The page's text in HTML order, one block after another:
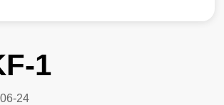
1
24